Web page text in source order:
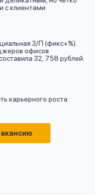
с клиентами
З/П (фикс+%).
офисов
32, 758 рублей.
карьерного роста